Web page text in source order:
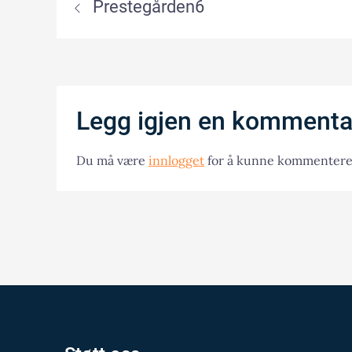
Prestegården6
Legg igjen en
Du må være innlogget for å kunne